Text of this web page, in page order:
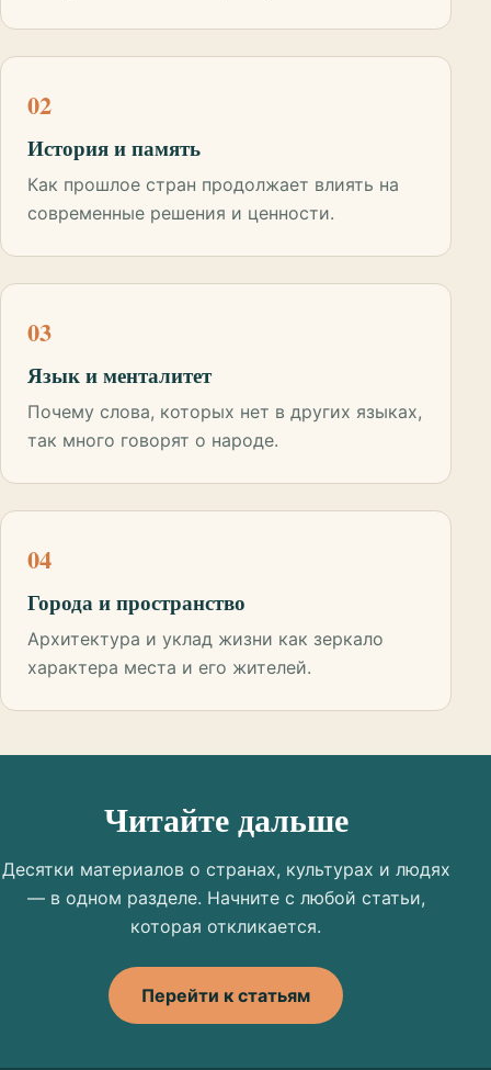
02
История и память
Как прошлое стран продолжает влиять на
современные решения и ценности.
03
Язык и менталитет
Почему слова, которых нет в других языках,
так много говорят о народе.
04
Города и пространство
Архитектура и уклад жизни как зеркало
характера места и его жителей.
Читайте дальше
Десятки материалов о странах, культурах и людях
— в одном разделе. Начните с любой статьи,
которая откликается.
Перейти к статьям